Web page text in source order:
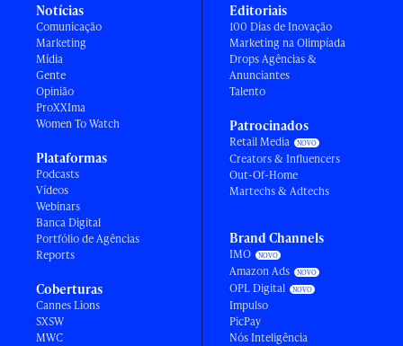
Notícias
Comunicação
Marketing
Mídia
Gente
Opinião
ProXXIma
Women To Watch
Plataformas
Podcasts
Vídeos
Webinars
Banca Digital
Portfólio de Agências
Reports
Coberturas
Cannes Lions
SXSW
MWC
Editoriais
100 Dias de Inovação
Marketing na Olimpíada
Drops Agências &
Anunciantes
Talento
Patrocinados
Retail Media
Creators & Influencers
Out-Of-Home
Martechs & Adtechs
Brand Channels
IMO
Amazon Ads
OPL Digital
Impulso
PicPay
Nós Inteligência